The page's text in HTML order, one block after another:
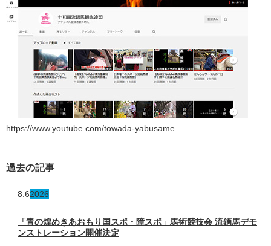
https://www.youtube.com/towada-yabusame
過去の記事
8.62026
「青の煌めきあおもり国スポ・障スポ」馬術競技会 流鏑馬デモ
ンストレーション開催決定